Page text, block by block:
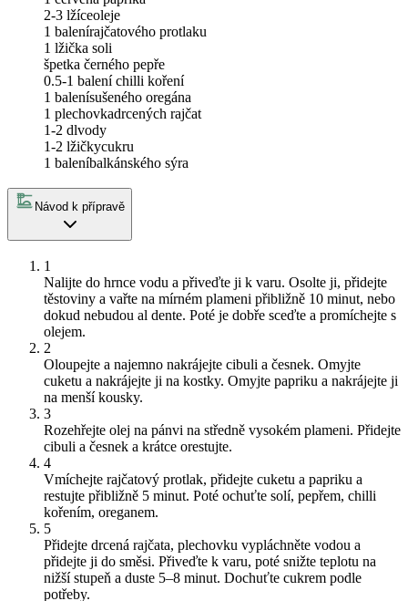
2-3 lžíceoleje
1 balenírajčatového protlaku
1 lžička soli
špetka černého pepře
0.5-1 baleníchilli koření
1 balenísušeného oregána
1 plechovkadrcených rajčat
1-2 dlvody
1-2 lžičkycukru
1 baleníbalkánského sýra
Návod k přípravě
1
Nalijte do hrnce vodu a přiveďte ji k varu. Osolte ji, přidejte
těstoviny a vařte na mírném plameni přibližně 10 minut, nebo
dokud nebudou al dente. Poté je dobře sceďte a promíchejte s
olejem.
2
Oloupejte a najemno nakrájejte cibuli a česnek. Omyjte
cuketu a nakrájejte ji na kostky. Omyjte papriku a nakrájejte ji
na menší kousky.
3
Rozehřejte olej na pánvi na středně vysokém plameni. Přidejte
cibuli a česnek a krátce orestujte.
4
Vmíchejte rajčatový protlak, přidejte cuketu a papriku a
restujte přibližně 5 minut. Poté ochuťte solí, pepřem, chilli
kořením, oreganem.
5
Přidejte drcená rajčata, plechovku vypláchněte vodou a
přidejte ji do směsi. Přiveďte k varu, poté snižte teplotu na
nižší stupeň a duste 5–8 minut. Dochuťte cukrem podle
potřeby.